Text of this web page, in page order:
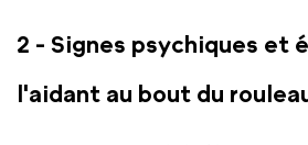
2 - Signes psychiques et
l'aidant au bout du